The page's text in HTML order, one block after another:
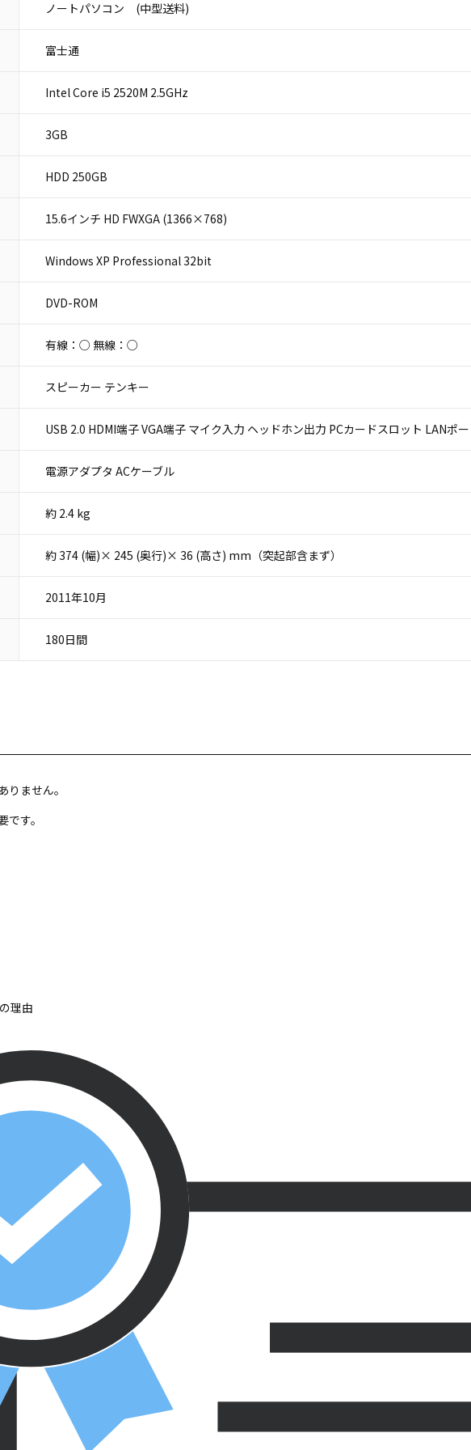
ノートパソコン (中型送料)
富士通
Intel Core i5 2520M 2.5GHz
3GB
HDD 250GB
15.6インチ HD FWXGA (1366×768)
Windows XP Professional 32bit
DVD-ROM
有線：○ 無線：○
スピーカー テンキー
USB 2.0 HDMI端子 VGA端子 マイク入力 ヘッドホン出力 PCカードスロット LANポー
電源アダプタ ACケーブル
約 2.4 kg
約 374 (幅)× 245 (奥行)× 36 (高さ) mm（突起部含まず）
2011年10月
180日間
ません。
です。
理由